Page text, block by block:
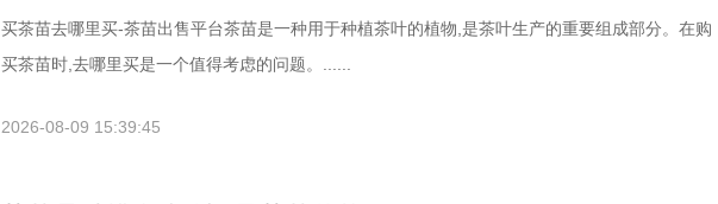
买茶苗去哪里买-茶苗出售平台茶苗是一种用于种植茶叶的植物,是茶叶生产的重要组成部分。在购
买茶苗时,去哪里买是一个值得考虑的问题。......
2026-08-09 15:39:45